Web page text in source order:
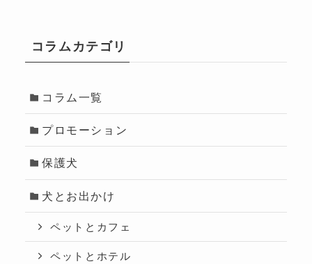
コラムカテゴリ
コラム一覧
プロモーション
保護犬
犬とお出かけ
ペットとカフェ
ペットとホテル